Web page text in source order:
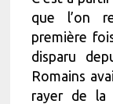
que l’on
première
disparu
Romains
rayer de la